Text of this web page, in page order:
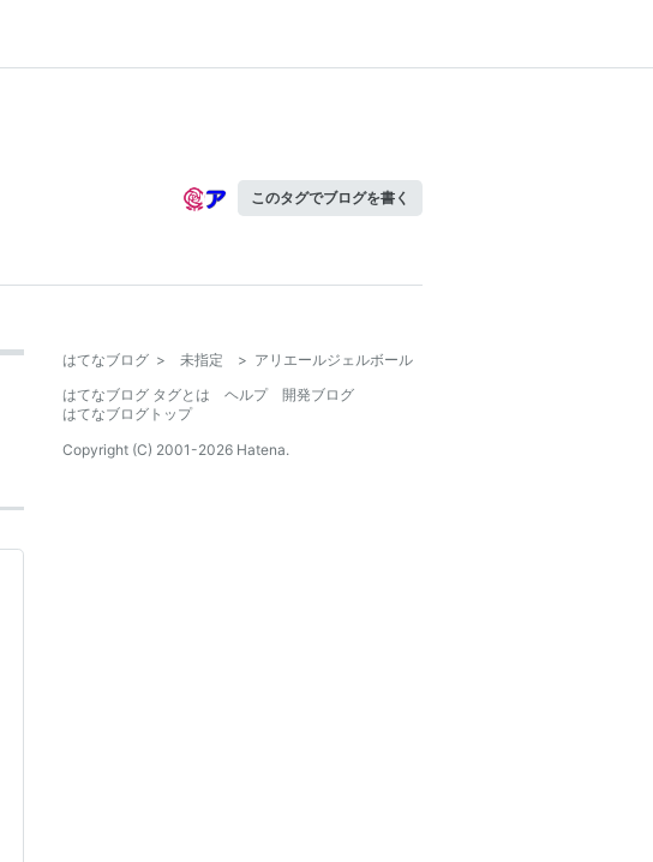
このタグでブログを書く
はてなブログ > 未指定 > アリエールジェルボール
はてなブログ タグとは
ヘルプ
開発ブログ
はてなブログトップ
Copyright (C) 2001-2026 Hatena.